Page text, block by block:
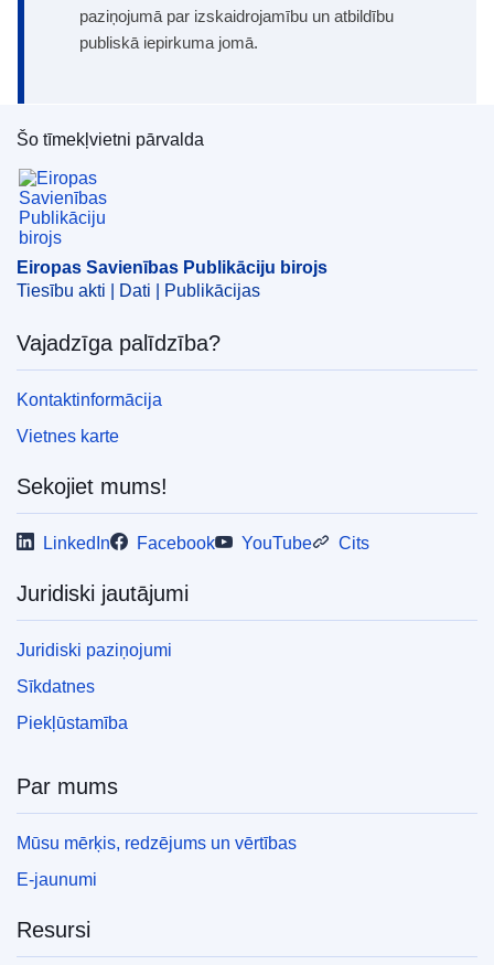
paziņojumā par izskaidrojamību un atbildību
publiskā iepirkuma jomā.
Eiropas Savienības Publikāciju birojs
Šo tīmekļvietni pārvalda
Eiropas Savienības Publikāciju birojs
Tiesību akti | Dati | Publikācijas
Vajadzīga palīdzība?
Kontaktinformācija
Vietnes karte
Sekojiet mums!
LinkedIn Facebook YouTube Cits
Juridiski jautājumi
Juridiski paziņojumi
Sīkdatnes
Piekļūstamība
Par mums
Mūsu mērķis, redzējums un vērtības
E-jaunumi
Resursi